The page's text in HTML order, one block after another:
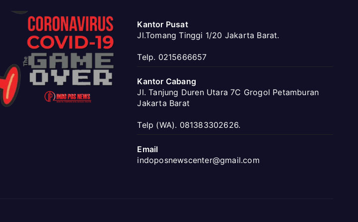
Kantor Pusat
Jl.Tomang Tinggi 1/20 Jakarta Barat.
Telp. 0215666657
Kantor Cabang
Jl. Tanjung Duren Utara 7C Grogol Petamburan
Jakarta Barat
Telp (WA). 081383302626.
Email
indoposnewscenter@gmail.com